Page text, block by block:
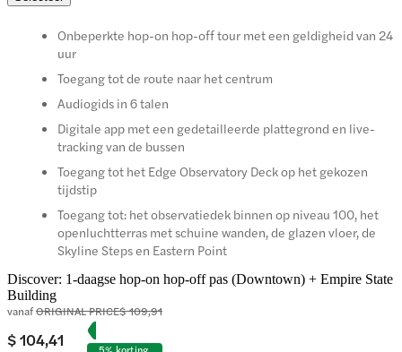
Onbeperkte hop-on hop-off tour met een geldigheid van 24
uur
Toegang tot de route naar het centrum
Audiogids in 6 talen
Digitale app met een gedetailleerde plattegrond en live-
tracking van de bussen
Toegang tot het Edge Observatory Deck op het gekozen
tijdstip
Toegang tot: het observatiedek binnen op niveau 100, het
openluchtterras met schuine wanden, de glazen vloer, de
Skyline Steps en Eastern Point
Discover: 1-daagse hop-on hop-off pas (Downtown) + Empire State
Building
vanafORIGINAL PRICE$ 109,91
$ 104,41